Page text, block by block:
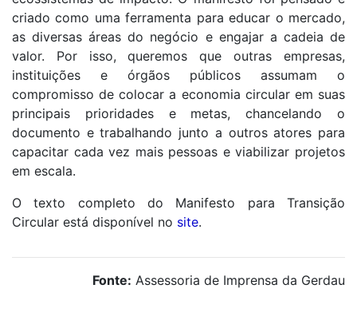
criado como uma ferramenta para educar o mercado,
as diversas áreas do negócio e engajar a cadeia de
valor. Por isso, queremos que outras empresas,
instituições e órgãos públicos assumam o
compromisso de colocar a economia circular em suas
principais prioridades e metas, chancelando o
documento e trabalhando junto a outros atores para
capacitar cada vez mais pessoas e viabilizar projetos
em escala.
O texto completo do Manifesto para Transição
Circular está disponível no site.
Fonte: Assessoria de Imprensa da Gerdau